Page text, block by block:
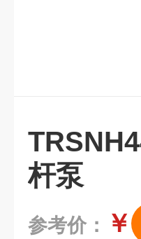
杆泵
参考价： ￥